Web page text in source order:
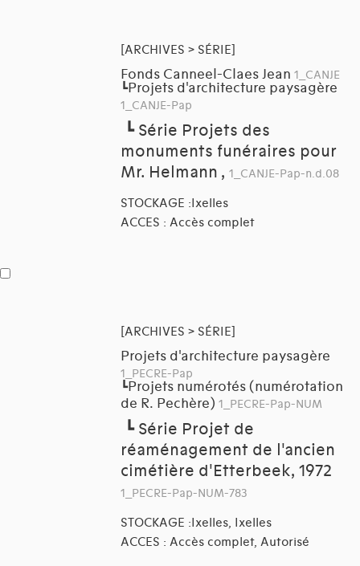
[ARCHIVES > SÉRIE]
Fonds Canneel-Claes Jean 1_CANJE
┗Projets d'architecture paysagère
1_CANJE-Pap
┗ Série Projets des
monuments funéraires pour
Mr. Helmann , 1_CANJE-Pap-n.d.08
STOCKAGE :Ixelles
ACCES : Accès complet
[ARCHIVES > SÉRIE]
Projets d'architecture paysagère
1_PECRE-Pap
┗Projets numérotés (numérotation
de R. Pechère) 1_PECRE-Pap-NUM
┗ Série Projet de
réaménagement de l'ancien
cimétière d'Etterbeek, 1972
1_PECRE-Pap-NUM-783
STOCKAGE :Ixelles, Ixelles
ACCES : Accès complet, Autorisé